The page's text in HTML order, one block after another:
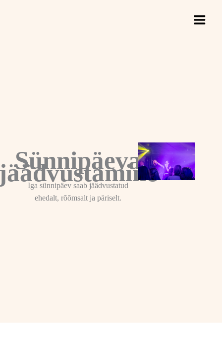
Sünnipäeva
Iga sünnipäev saab jäädvustatud
ehedalt, rõõmsalt ja päriselt.